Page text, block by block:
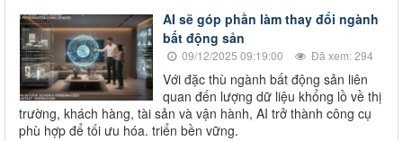
AI sẽ góp phần làm thay đổi ngành
bất động sản
09/12/2025 09:19:00 Đã xem: 294
Với đặc thù ngành bất động sản liên
quan đến lượng dữ liệu khổng lồ về thị
trường, khách hàng, tài sản và vận hành, AI trở thành công cụ
phù hợp để tối ưu hóa. triển bền vững.